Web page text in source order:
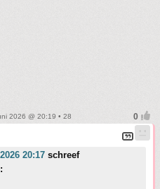
2026 @ 20:19 • 28
20:17 schreef